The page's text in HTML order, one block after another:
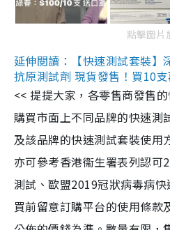
點擊圖片
延伸閱讀：【快速測試套裝】
抗原測試劑 現貨發售！買10
<< 提提大家，各零售商發售
購買市面上不同品牌的快速測
及該品牌的快速測試套裝使用
亦可參考香港衞生署表列認可
測試、歐盟2019冠狀病毒病
買前留意訂購平台的使用條款